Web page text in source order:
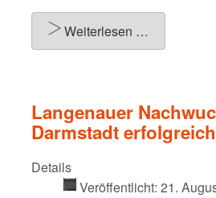
Weiterlesen …
Langenauer
Darmstadt erfolgreich
Details
Veröffentlicht: 21.